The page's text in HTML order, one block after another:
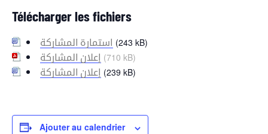
Télécharger les fichiers
استمارة المشاركة (243 kB)
إعلان المشاركة (710 kB)
إعلان المشاركة (239 kB)
Ajouter au calendrier